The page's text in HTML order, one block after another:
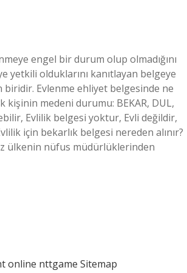
engel bir durum olup olmadığını
olduklarını kanıtlayan belgeye
Evlenme ehliyet belgesinde ne
kişinin medeni durumu: BEKAR, DUL,
Evlilik belgesi yoktur, Evli değildir,
için bekarlık belgesi nereden alınır?
ülkenin nüfus müdürlüklerinden
online nttgame Sitemap